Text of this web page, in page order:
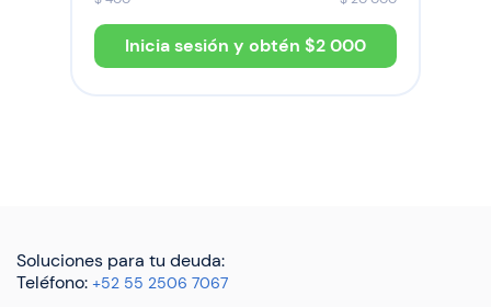
Inicia sesión y obtén $2 000
Soluciones para tu deuda:
Teléfono: +52 55 2506 7067